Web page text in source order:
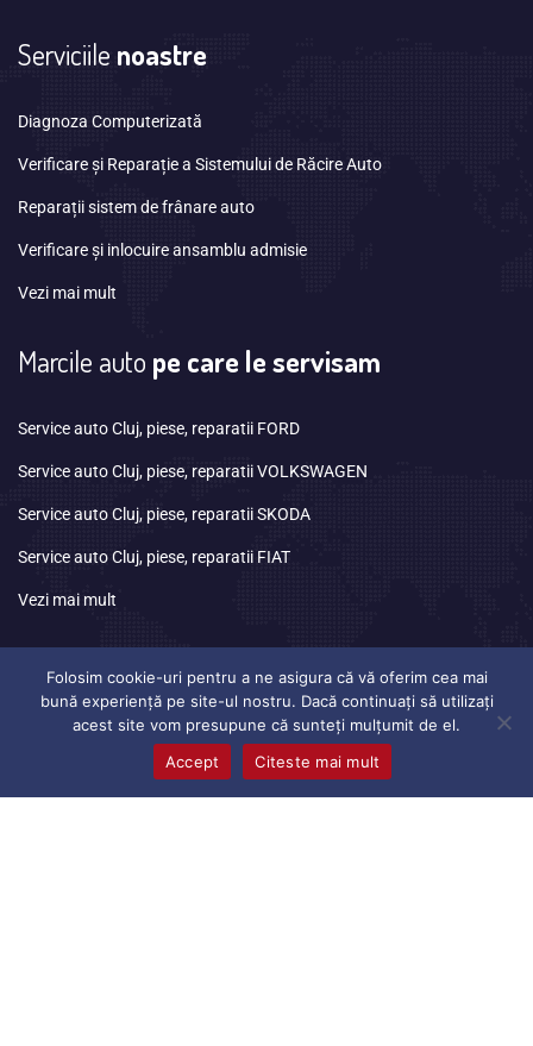
Serviciile noastre
Diagnoza Computerizată
Verificare și Reparație a Sistemului de Răcire Auto
Reparații sistem de frânare auto
Verificare și inlocuire ansamblu admisie
Vezi mai mult
Marcile auto pe care le servisam
Service auto Cluj, piese, reparatii FORD
Service auto Cluj, piese, reparatii VOLKSWAGEN
Service auto Cluj, piese, reparatii SKODA
Service auto Cluj, piese, reparatii FIAT
Vezi mai mult
Programde lucru
08:30 – 17:00
Folosim cookie-uri pentru a ne asigura că vă oferim cea mai
bună experiență pe site-ul nostru. Dacă continuați să utilizați
acest site vom presupune că sunteți mulțumit de el.
Accept
Citeste mai mult